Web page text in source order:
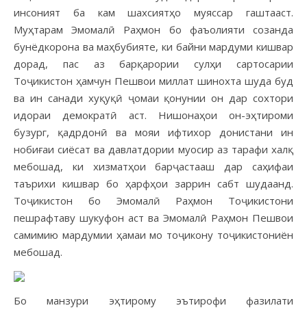
инсоният ба кам шахсиятҳо муяссар гаштааст.
Муҳтарам Эмомалӣ Раҳмон бо фаъолияти созанда
бунёдкорона ва маҳбубияте, ки байни мардуми кишвар
дорад, пас аз барқарории сулҳи сартосарии
Тоҷикистон ҳамчун Пешвои миллат шинохта шуда буд
ва ин санади хуқуқӣ ҷомаи қонунии он дар сохтори
идораи демократӣ аст. Нишонаҳои он-эҳтироми
бузург, қадрдонӣ ва мояи ифтихор донистани ин
нобиғаи сиёсат ва давлатдории муосир аз тарафи халқ
мебошад, ки хизматҳои барҷастааш дар саҳифаи
таърихи кишвар бо ҳарфҳои заррин сабт шудаанд.
Тоҷикистон бо Эмомалӣ Раҳмон Тоҷикистони
пешрафтаву шукуфон аст ва Эмомалӣ Раҳмон Пешвои
самимию мардумии ҳамаи мо тоҷикону тоҷикистониён
мебошад.
Бо манзури эҳтирому эътирофи фазилати